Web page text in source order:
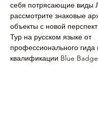
себя потрясающие виды
рассмотрите знаковые
объекты с новой
Тур на русском языке от
профессионального
квалификации Blue